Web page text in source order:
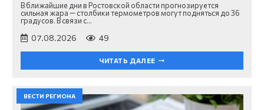
В ближайшие дни в Ростовской области прогнозируется
сильная жара — столбики термометров могут подняться до 36
градусов. В связи с…
07.08.2026 49
ЧИТАТЬ ДАЛЕЕ
ВЕСТИ РЕГИОНА